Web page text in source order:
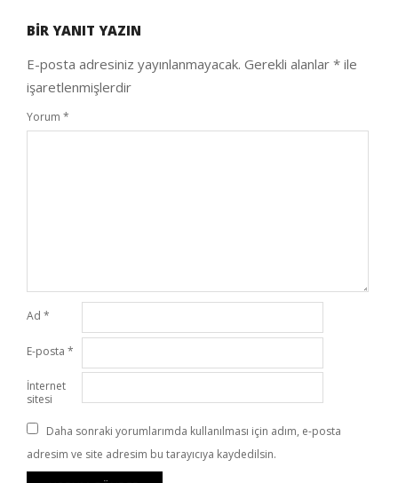
28
BIR YANIT YAZIN
E-posta adresiniz yayınlanmayacak. Gerekli alanlar * ile
işaretlenmişlerdir
Yorum *
Ad *
E-posta *
İnternet
sitesi
Daha sonraki yorumlarımda kullanılması için adım, e-posta
adresim ve site adresim bu tarayıcıya kaydedilsin.